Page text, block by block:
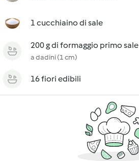
1 cucchiaino di sale
200 g di formaggio primo sale
a dadini (1 cm)
16 fiori edibili